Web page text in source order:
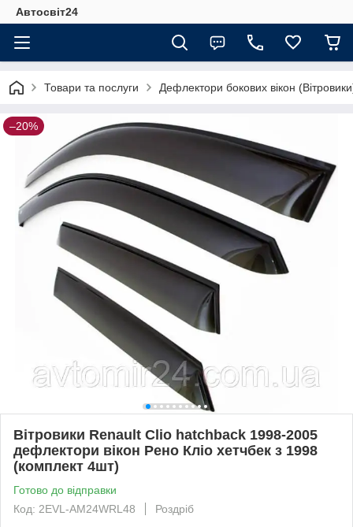
Автосвіт24
Товари та послуги Дефлектори бокових вікон
–20%
Вітровики Renault Clio hatchback 1998-2005
дефлектори вікон Рено Кліо хетчбек з 1998
(комплект 4шт)
Готово до відправки
Код: 2EVL-AM24WRL48
Роздріб